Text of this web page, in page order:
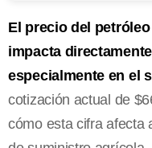
El precio del
impacta
especialmente en el
cotización actual de
cómo esta cifra afecta